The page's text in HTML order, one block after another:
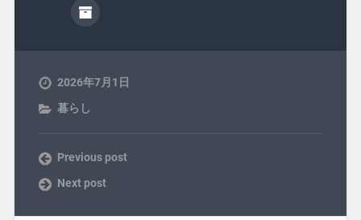
2026年7月1日
暮らし
Previous post
Next post